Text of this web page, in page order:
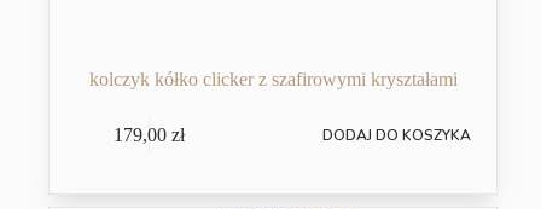
kolczyk kółko clicker z szafirowymi kryształami
179,00zł DODAJ DO KOSZYKA